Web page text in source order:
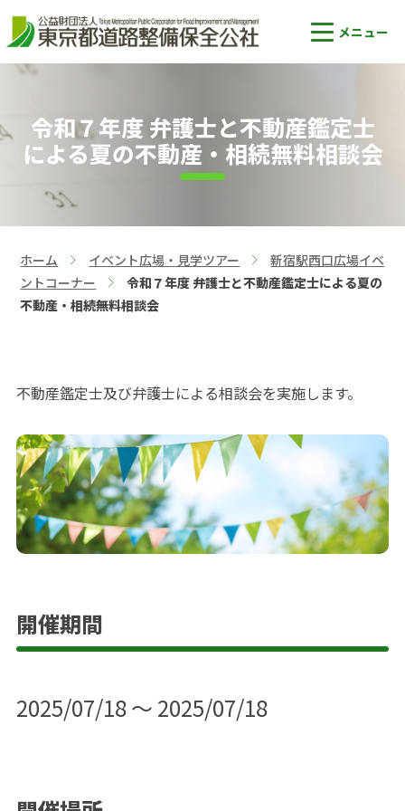
令和７年度 弁護士と不動産鑑定士
による夏の不動産・相続無料相談会
ホーム
>
イベント広場・見学ツアー
>
新宿駅西口広場イベ
ントコーナー
>
令和７年度 弁護士と不動産鑑定士による夏の
不動産・相続無料相談会
不動産鑑定士及び弁護士による相談会を実施します。
開催期間
2025/07/18 ～ 2025/07/18